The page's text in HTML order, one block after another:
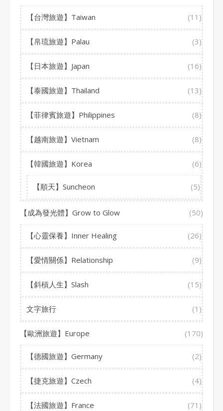
【台灣旅遊】Taiwan (11)
【帛琉旅遊】Palau (3)
【日本旅遊】Japan (16)
【泰國旅遊】Thailand (13)
【菲律賓旅遊】Philippines (8)
【越南旅遊】Vietnam (8)
【韓國旅遊】Korea (6)
【順天】Suncheon (5)
【成為發光體】Grow to Glow (50)
【心靈保養】Inner Healing (26)
【愛情關係】Relationship (9)
【斜槓人生】Slash (15)
文字旅行 (1)
【歐洲旅遊】Europe (170)
【德國旅遊】Germany (2)
【捷克旅遊】Czech (4)
【法國旅遊】France (71)